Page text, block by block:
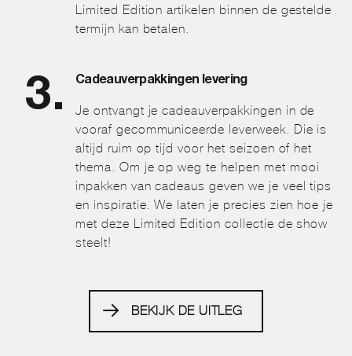
Limited Edition artikelen binnen de gestelde
termijn kan betalen.
Cadeauverpakkingen levering
Je ontvangt je cadeauverpakkingen in de
vooraf gecommuniceerde leverweek. Die is
altijd ruim op tijd voor het seizoen of het
thema. Om je op weg te helpen met mooi
inpakken van cadeaus geven we je veel tips
en inspiratie. We laten je precies zien hoe je
met deze Limited Edition collectie de show
steelt!
BEKIJK DE UITLEG